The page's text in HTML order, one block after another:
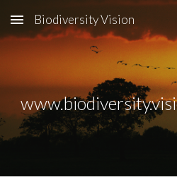
Skip to main content
Biodiversity Vision